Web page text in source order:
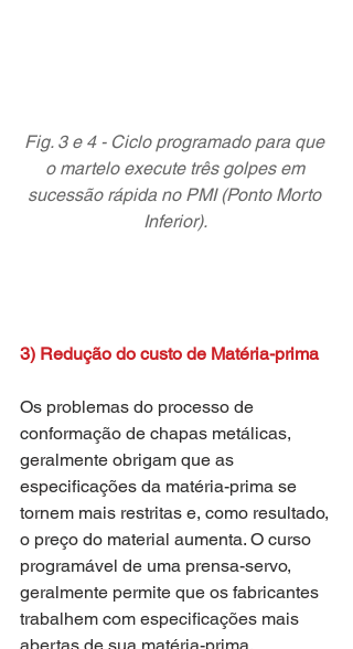
Fig. 3 e 4 - Ciclo programado para que
o martelo execute três golpes em
sucessão rápida no PMI (Ponto Morto
Inferior).
3) Redução do custo de Matéria-prima
Os problemas do processo de
conformação de chapas metálicas,
geralmente obrigam que as
especificações da matéria-prima se
tornem mais restritas e, como resultado,
o preço do material aumenta. O curso
programável de uma prensa-servo,
geralmente permite que os fabricantes
trabalhem com especificações mais
abertas de sua matéria-prima,